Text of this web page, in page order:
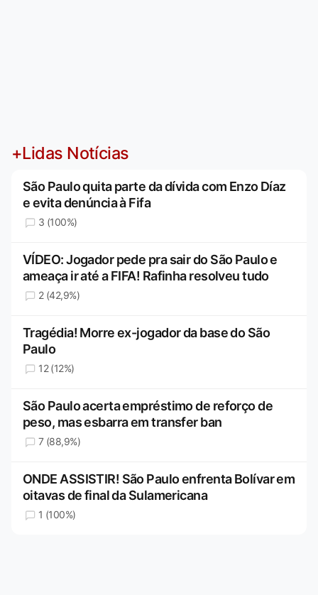
+Lidas Notícias
São Paulo quita parte da dívida com Enzo Díaz
e evita denúncia à Fifa
3 (100%)
VÍDEO: Jogador pede pra sair do São Paulo e
ameaça ir até a FIFA! Rafinha resolveu tudo
2 (42,9%)
Tragédia! Morre ex-jogador da base do São
Paulo
12 (12%)
São Paulo acerta empréstimo de reforço de
peso, mas esbarra em transfer ban
7 (88,9%)
ONDE ASSISTIR! São Paulo enfrenta Bolívar em
oitavas de final da Sulamericana
1 (100%)